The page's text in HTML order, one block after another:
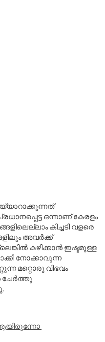
ഒന്നാണ് കേരളം
കിച്ചടി വളരെ
അവർക്ക്
കഴിക്കാൻ ഇഷ്ടമുള്ള
നോക്കാവുന്ന
മറ്റൊരു വിഭവം
ചേർത്തു